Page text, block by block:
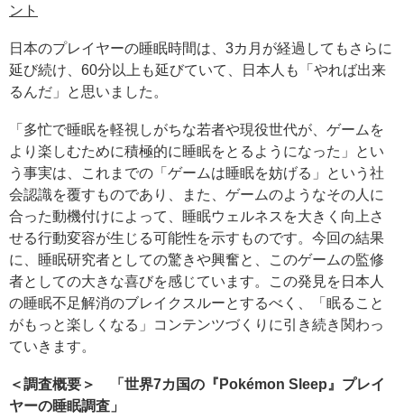
ント
日本のプレイヤーの睡眠時間は、3カ月が経過してもさらに
延び続け、60分以上も延びていて、日本人も「やれば出来
るんだ」と思いました。
「多忙で睡眠を軽視しがちな若者や現役世代が、ゲームを
より楽しむために積極的に睡眠をとるようになった」とい
う事実は、これまでの「ゲームは睡眠を妨げる」という社
会認識を覆すものであり、また、ゲームのようなその人に
合った動機付けによって、睡眠ウェルネスを大きく向上さ
せる行動変容が生じる可能性を示すものです。今回の結果
に、睡眠研究者としての驚きや興奮と、このゲームの監修
者としての大きな喜びを感じています。この発見を日本人
の睡眠不足解消のブレイクスルーとするべく、「眠ること
がもっと楽しくなる」コンテンツづくりに引き続き関わっ
ていきます。
＜調査概要＞ 「世界7カ国の『Pokémon Sleep』プレイ
ヤーの睡眠調査」